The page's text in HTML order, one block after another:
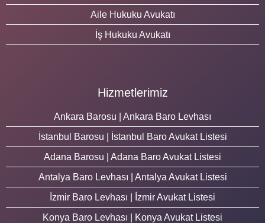
Aile Hukuku Avukatı
İş Hukuku Avukatı
Hizmetlerimiz
Ankara Barosu | Ankara Baro Levhası
İstanbul Barosu | İstanbul Baro Avukat Listesi
Adana Barosu | Adana Baro Avukat Listesi
Antalya Baro Levhası | Antalya Avukat Listesi
İzmir Baro Levhası | İzmir Avukat Listesi
Konya Baro Levhası | Konya Avukat Listesi